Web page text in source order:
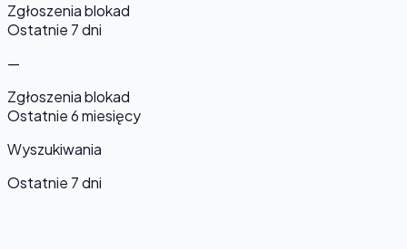
Zgłoszenia blokad
Ostatnie 7 dni
—
Zgłoszenia blokad
Ostatnie 6 miesięcy
Wyszukiwania
Ostatnie 7 dni